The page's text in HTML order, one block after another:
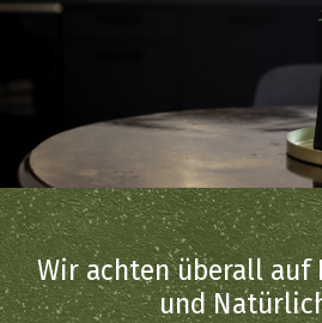
Wir achten überall
und